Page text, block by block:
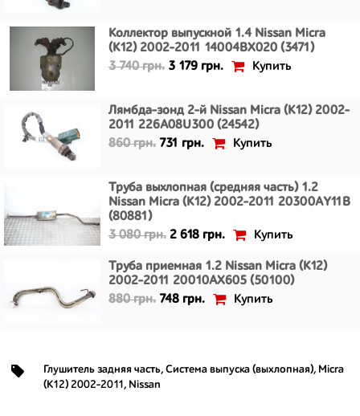
Коллектор выпускной 1.4 Nissan Micra
(K12) 2002-2011 14004BX020 (3471)
3 740 грн. 3 179 грн. Купить
Лямбда-зонд 2-й Nissan Micra (K12) 2002-
2011 226A08U300 (24542)
860 грн. 731 грн. Купить
Труба выхлопная (средняя часть) 1.2
Nissan Micra (K12) 2002-2011 20300AY11B
(80881)
3 080 грн. 2 618 грн. Купить
Труба приемная 1.2 Nissan Micra (K12)
2002-2011 20010AX605 (50100)
880 грн. 748 грн. Купить
Глушитель задняя часть, Система выпуска (выхлопная), Micra
(K12) 2002-2011, Nissan